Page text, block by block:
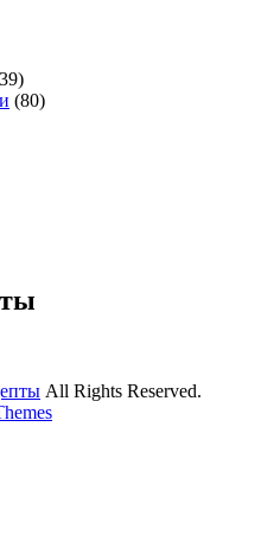
(80)
All Rights Reserved.